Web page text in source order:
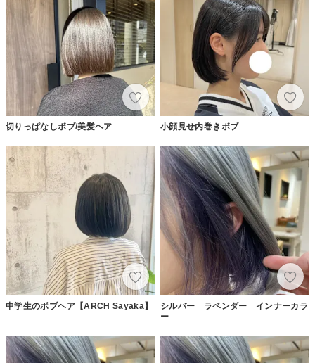
切りっぱなしボブ/美髪ヘア 小顔見せ内巻きボブ
中学生のボブヘア【ARCH Sayaka】
シルバー ラベンダー インナーカラ
ー